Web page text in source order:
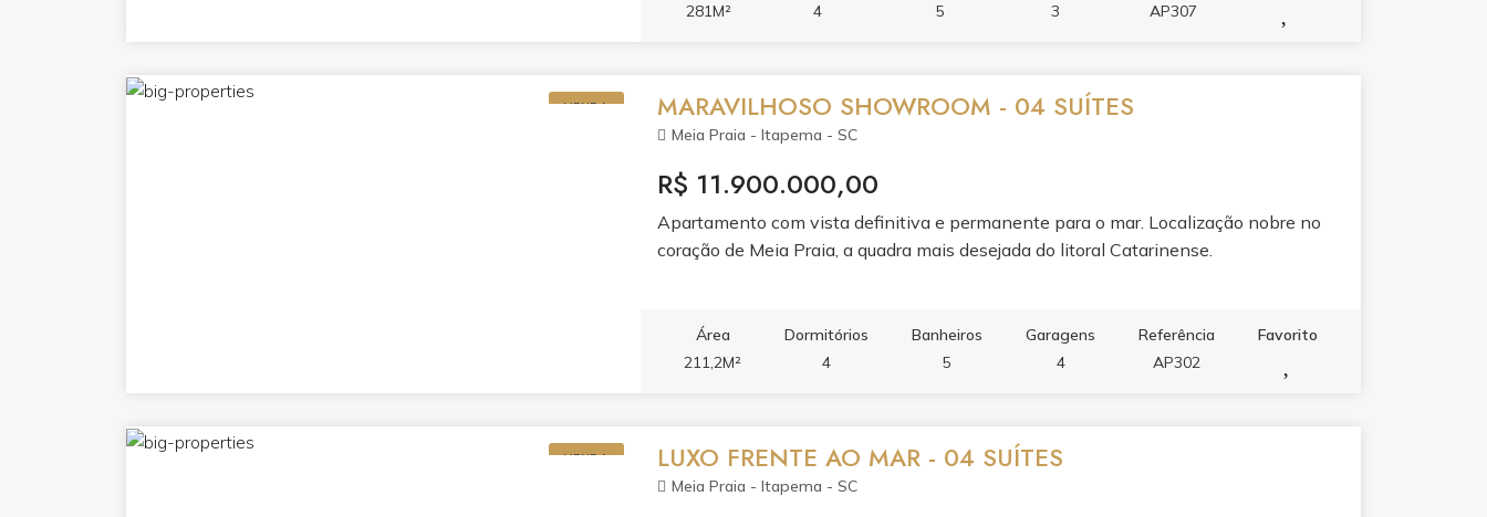
281M²
4
5
3
AP307
VENDA MARAVILHOSO SHOWROOM - 04 SUÍTES
Meia Praia - Itapema - SC
R$ 11.900.000,00
Apartamento com vista definitiva e permanente para o mar. Localização nobre no
coração de Meia Praia, a quadra mais desejada do litoral Catarinense.
Área
211,2M²
Dormitórios
4
Banheiros
5
Garagens
4
Referência
AP302
Favorito
VENDA LUXO FRENTE AO MAR - 04 SUÍTES
Meia Praia - Itapema - SC